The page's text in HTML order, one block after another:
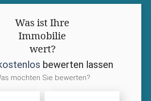
Was ist Ihre
Immobilie
wert?
bewerten lassen
möchten Sie bewerten?